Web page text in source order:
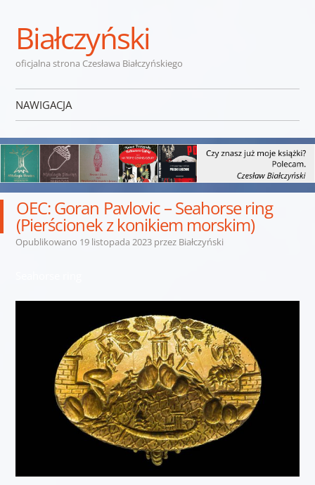
Białczyński
oficjalna strona Czesława Białczyńskiego
NAWIGACJA
OEC: Goran Pavlovic – Seahorse ring
(Pierścionek z konikiem morskim)
Opublikowano 19 listopada 2023przez Białczyński